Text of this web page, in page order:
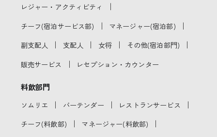
レジャー・アクティビティ ｜
チーフ(宿泊サービス部) ｜ マネージャー(宿泊部) ｜
副支配人 ｜ 支配人 ｜ 女将 ｜ その他(宿泊部門) ｜
販売サービス ｜ レセプション・カウンター
料飲部門
ソムリエ ｜ バーテンダー ｜ レストランサービス ｜
チーフ(料飲部) ｜ マネージャー(料飲部) ｜